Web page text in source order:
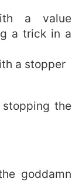
a value
a trick in a
a stopper
stopping the
goddamn